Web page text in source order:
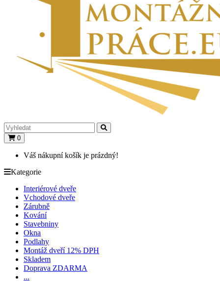
0
Váš nákupní košík je prázdný!
Kategorie
Interiérové dveře
Vchodové dveře
Zárubně
Kování
Stavebniny
Okna
Podlahy
Montáž dveří 12% DPH
Skladem
Doprava ZDARMA
...